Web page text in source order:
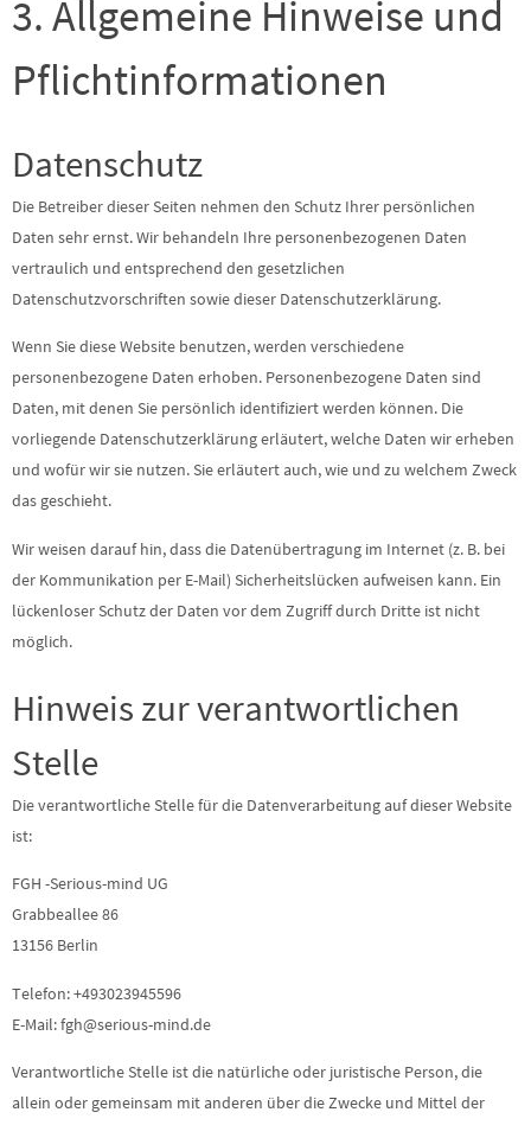
3. Allgemeine Hinweise und
Pflicht­informationen
Datenschutz
Die Betreiber dieser Seiten nehmen den Schutz Ihrer persönlichen
Daten sehr ernst. Wir behandeln Ihre personenbezogenen Daten
vertraulich und entsprechend den gesetzlichen
Datenschutzvorschriften sowie dieser Datenschutzerklärung.
Wenn Sie diese Website benutzen, werden verschiedene
personenbezogene Daten erhoben. Personenbezogene Daten sind
Daten, mit denen Sie persönlich identifiziert werden können. Die
vorliegende Datenschutzerklärung erläutert, welche Daten wir erheben
und wofür wir sie nutzen. Sie erläutert auch, wie und zu welchem Zweck
das geschieht.
Wir weisen darauf hin, dass die Datenübertragung im Internet (z. B. bei
der Kommunikation per E-Mail) Sicherheitslücken aufweisen kann. Ein
lückenloser Schutz der Daten vor dem Zugriff durch Dritte ist nicht
möglich.
Hinweis zur verantwortlichen
Stelle
Die verantwortliche Stelle für die Datenverarbeitung auf dieser Website
ist:
FGH -Serious-mind UG
Grabbeallee 86
13156 Berlin
Telefon: +493023945596
E-Mail: fgh@serious-mind.de
Verantwortliche Stelle ist die natürliche oder juristische Person, die
allein oder gemeinsam mit anderen über die Zwecke und Mittel der